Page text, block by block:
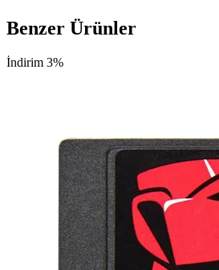
Benzer Ürünler
İndirim 3%